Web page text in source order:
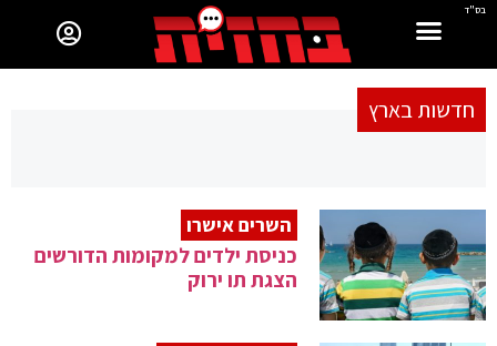
בס"ד
חדשות בארץ
השרים אישרו
כניסת ילדים למקומות הדורשים
הצגת תו ירוק